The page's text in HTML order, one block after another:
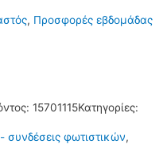
, Προσφορές εβδομάδας
15701115Κατηγορίες:
συνδέσεις φωτιστικών,